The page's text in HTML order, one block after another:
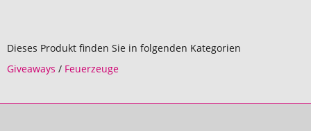
Dieses Produkt finden Sie in folgenden Kategorien
Giveaways / Feuerzeuge